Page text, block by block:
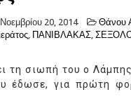
20, 2014 Θάνου
, ΠΑΝΙΒΛΑΚΑΣ,
τη σιωπή του ο Λάμπης
έδωσε, για πρώτη